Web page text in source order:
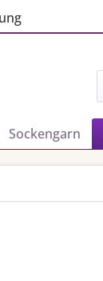
Sockengarn